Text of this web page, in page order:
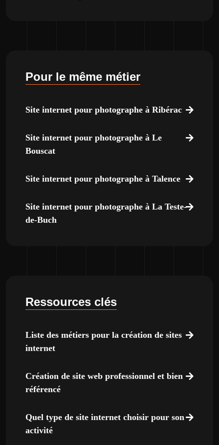
Pour le même métier
Site internet pour photographe à Ribérac
Site internet pour photographe à Le
Bouscat
Site internet pour photographe à Talence
Site internet pour photographe à La Teste-
de-Buch
Ressources clés
Liste des métiers pour la création de sites
internet
Création de site web professionnel et bien
référencé
Quel type de site internet choisir pour son
activité